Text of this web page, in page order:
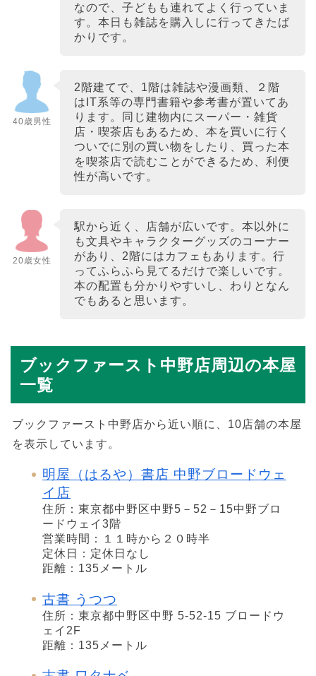
なので、子どもも連れてよく行っていま
す。本日も雑誌を購入しに行ってきたば
かりです。
40歳男性
2階建てで、1階は雑誌や漫画類、２階
はIT系等の専門書籍や参考書が置いてあ
ります。同じ建物内にスーパー・雑貨
店・喫茶店もあるため、本を買いに行く
ついでに別の買い物をしたり、買った本
を喫茶店で読むことができるため、利便
性が高いです。
20歳女性
駅から近く、店舗が広いです。本以外に
も文具やキャラクターグッズのコーナー
があり、2階にはカフェもあります。行
ってふらふら見てるだけで楽しいです。
本の配置も分かりやすいし、わりとなん
でもあると思います。
ブックファースト中野店周辺の本屋
一覧
ブックファースト中野店から近い順に、10店舗の本屋
を表示しています。
明屋（はるや）書店 中野ブロードウェ
イ店
住所：東京都中野区中野5－52－15中野ブロ
ードウェイ3階
営業時間：１１時から２０時半
定休日：定休日なし
距離：135メートル
古書 うつつ
住所：東京都中野区中野 5-52-15 ブロードウ
ェイ2F
距離：135メートル